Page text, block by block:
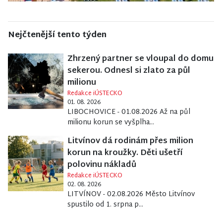
Nejčtenější tento týden
Zhrzený partner se vloupal do domu
sekerou. Odnesl si zlato za půl
milionu
Redakce iÚSTECKO
01. 08. 2026
LIBOCHOVICE - 01.08.2026 Až na půl
milionu korun se vyšplha...
Litvínov dá rodinám přes milion
korun na kroužky. Děti ušetří
polovinu nákladů
Redakce iÚSTECKO
02. 08. 2026
LITVÍNOV - 02.08.2026 Město Litvínov
spustilo od 1. srpna p...